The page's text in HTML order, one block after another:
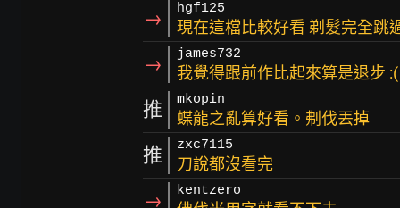
→ hgf125
現在這檔比較好看 剃髮完全跳
→ james732
我覺得跟前作比起來算是退步 :(
推 mkopin
蝶龍之亂算好看。刜伐丟掉
推 zxc7115
刀說都沒看完
→ kentzero